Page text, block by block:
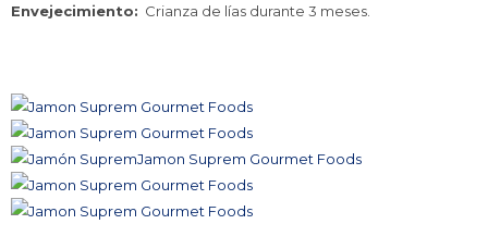
Envejecimiento: Crianza de lías durante 3 meses.